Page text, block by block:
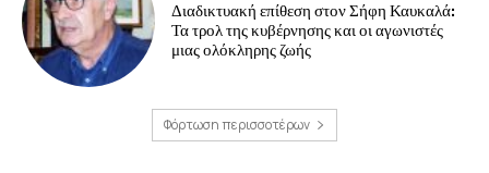
Διαδικτυακή επίθεση στον Σήφη Καυκαλά:
Τα τρολ της κυβέρνησης και οι αγωνιστές
μιας ολόκληρης ζωής
Φόρτωση περισσοτέρων